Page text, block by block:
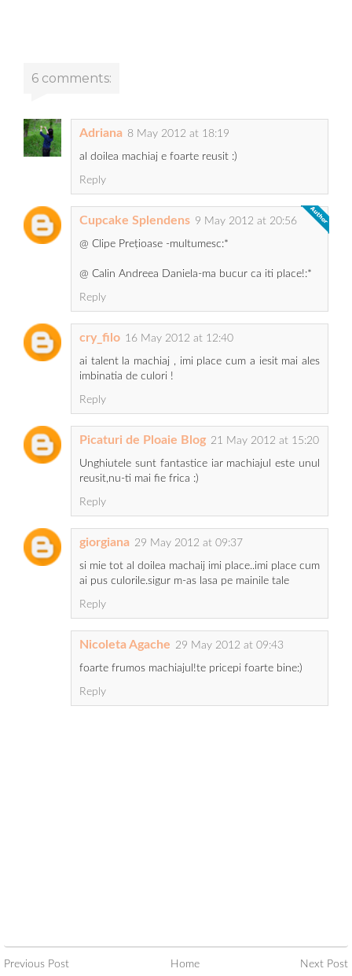
6 comments:
Adriana 8 May 2012 at 18:19
al doilea machiaj e foarte reusit :)
Reply
Cupcake Splendens 9 May 2012 at 20:56
@ Clipe Prețioase -multumesc:*
@ Calin Andreea Daniela-ma bucur ca iti place!:*
Reply
cry_filo 16 May 2012 at 12:40
ai talent la machiaj , imi place cum a iesit mai ales
imbinatia de culori !
Reply
Picaturi de Ploaie Blog 21 May 2012 at 15:20
Unghiutele sunt fantastice iar machiajul este unul
reusit,nu-ti mai fie frica :)
Reply
giorgiana 29 May 2012 at 09:37
si mie tot al doilea machaij imi place..imi place cum
ai pus culorile.sigur m-as lasa pe mainile tale
Reply
Nicoleta Agache 29 May 2012 at 09:43
foarte frumos machiajul!te pricepi foarte bine:)
Reply
Previous Post Home Next Post